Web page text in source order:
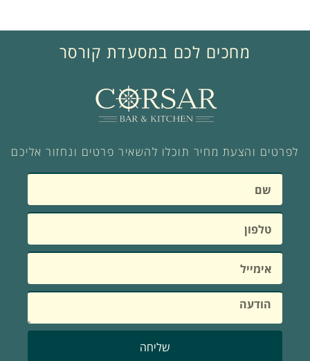
מחכים לכם במסעדת קורסר
לפרטים והצעת מחיר תוכלו להשאיר פרטים ונחזור אליכם
שליחה